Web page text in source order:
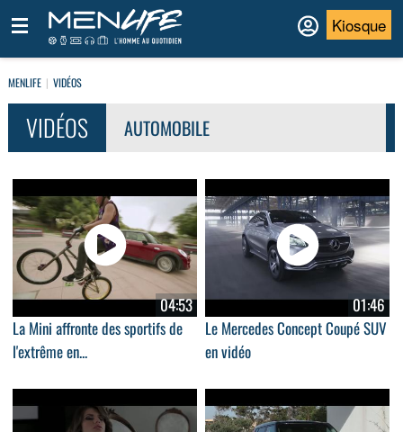
Kiosque
MENLIFE VIDÉOS
VIDÉOS AUTOMOBILE
04:53
La Mini affronte des sportifs de
l'extrême en...
01:46
Le Mercedes Concept Coupé SUV
en vidéo